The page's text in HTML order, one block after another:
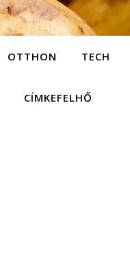
OTTHON TECH
CÍMKEFELHŐ